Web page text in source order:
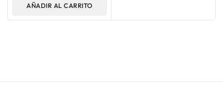
AÑADIR AL CARRITO